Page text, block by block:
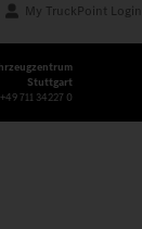
My TruckPoint Login
Stuttgart
+49 711 34227 0